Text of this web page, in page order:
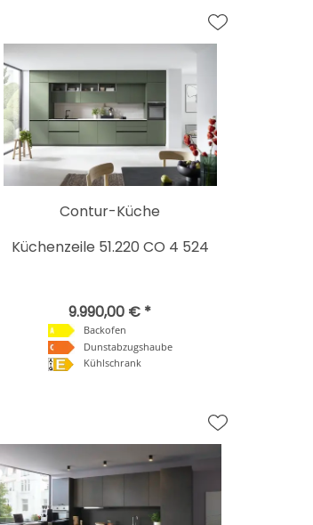
Contur-Küche
Küchenzeile 51.220 CO 4 524
9.990,00 € *
Backofen
Dunstabzugshaube
Kühlschrank